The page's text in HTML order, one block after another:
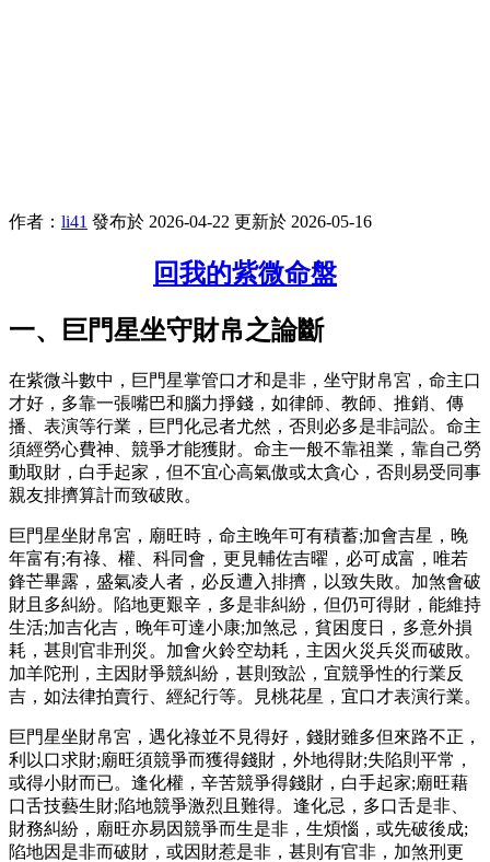
作者： li41 發布於 2026-04-22 更新於 2026-05-16
回我的紫微命盤
一、巨門星坐守財帛之論斷
在紫微斗數中，巨門星掌管口才和是非，坐守財帛宮，命主口
才好，多靠一張嘴巴和腦力掙錢，如律師、教師、推銷、傳
播、表演等行業，巨門化忌者尤然，否則必多是非詞訟。命主
須經勞心費神、競爭才能獲財。命主一般不靠祖業，靠自己勞
動取財，白手起家，但不宜心高氣傲或太貪心，否則易受同事
親友排擠算計而致破敗。
巨門星坐財帛宮，廟旺時，命主晚年可有積蓄;加會吉星，晚
年富有;有祿、權、科同會，更見輔佐吉曜，必可成富，唯若
鋒芒畢露，盛氣凌人者，必反遭入排擠，以致失敗。加煞會破
財且多糾紛。陷地更艱辛，多是非糾紛，但仍可得財，能維持
生活;加吉化吉，晚年可達小康;加煞忌，貧困度日，多意外損
耗，甚則官非刑災。加會火鈴空劫耗，主因火災兵災而破敗。
加羊陀刑，主因財爭競糾紛，甚則致訟，宜競爭性的行業反
吉，如法律拍賣行、經紀行等。見桃花星，宜口才表演行業。
巨門星坐財帛宮，遇化祿並不見得好，錢財雖多但來路不正，
利以口求財;廟旺須競爭而獲得錢財，外地得財;失陷則平常，
或得小財而已。逢化權，辛苦競爭得錢財，白手起家;廟旺藉
口舌技藝生財;陷地競爭激烈且難得。逢化忌，多口舌是非、
財務糾紛，廟旺亦易因競爭而生是非，生煩惱，或先破後成;
陷地因是非而破財，或因財惹是非，甚則有官非，加煞刑更